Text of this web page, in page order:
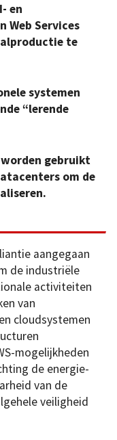
en
Web Services
te
systemen
“lerende
gebruikt
om de
aangegaan
de industriële
activiteiten
van
cloudsystemen
mogelijkheden
de energie-
van de
veiligheid